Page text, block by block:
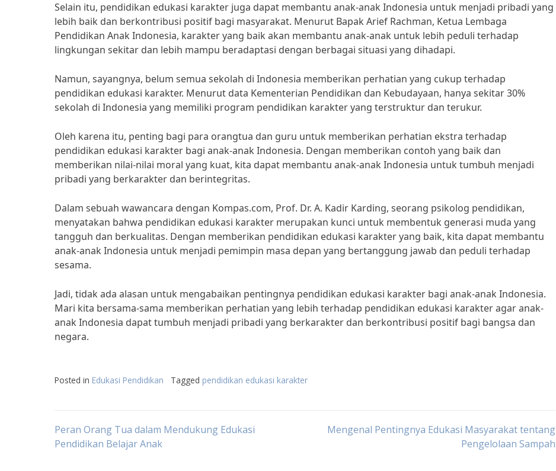
Selain itu, pendidikan edukasi karakter juga dapat membantu anak-anak Indonesia untuk menjadi pribadi yang
lebih baik dan berkontribusi positif bagi masyarakat. Menurut Bapak Arief Rachman, Ketua Lembaga
Pendidikan Anak Indonesia, karakter yang baik akan membantu anak-anak untuk lebih peduli terhadap
lingkungan sekitar dan lebih mampu beradaptasi dengan berbagai situasi yang dihadapi.
Namun, sayangnya, belum semua sekolah di Indonesia memberikan perhatian yang cukup terhadap
pendidikan edukasi karakter. Menurut data Kementerian Pendidikan dan Kebudayaan, hanya sekitar 30%
sekolah di Indonesia yang memiliki program pendidikan karakter yang terstruktur dan terukur.
Oleh karena itu, penting bagi para orangtua dan guru untuk memberikan perhatian ekstra terhadap
pendidikan edukasi karakter bagi anak-anak Indonesia. Dengan memberikan contoh yang baik dan
memberikan nilai-nilai moral yang kuat, kita dapat membantu anak-anak Indonesia untuk tumbuh menjadi
pribadi yang berkarakter dan berintegritas.
Dalam sebuah wawancara dengan Kompas.com, Prof. Dr. A. Kadir Karding, seorang psikolog pendidikan,
menyatakan bahwa pendidikan edukasi karakter merupakan kunci untuk membentuk generasi muda yang
tangguh dan berkualitas. Dengan memberikan pendidikan edukasi karakter yang baik, kita dapat membantu
anak-anak Indonesia untuk menjadi pemimpin masa depan yang bertanggung jawab dan peduli terhadap
sesama.
Jadi, tidak ada alasan untuk mengabaikan pentingnya pendidikan edukasi karakter bagi anak-anak Indonesia.
Mari kita bersama-sama memberikan perhatian yang lebih terhadap pendidikan edukasi karakter agar anak-
anak Indonesia dapat tumbuh menjadi pribadi yang berkarakter dan berkontribusi positif bagi bangsa dan
negara.
Posted in Edukasi Pendidikan Tagged pendidikan edukasi karakter
Post
Peran Orang Tua dalam Mendukung Edukasi
Pendidikan Belajar Anak
Mengenal Pentingnya Edukasi Masyarakat tentang
Pengelolaan Sampah